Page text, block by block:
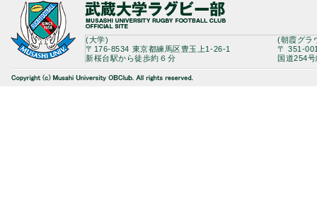
(大学)
〒176-8534 東京都練馬区豊玉上1-26-1
新桜台駅から徒歩約６分
(朝霞グラ
〒 351-
国道254